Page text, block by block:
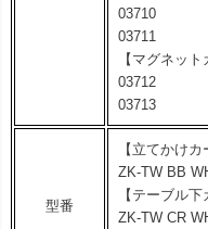
03710
03711
【マグネッ
03712
03713
型番
【立てかけ
ZK-TW BB
【テーブル
ZK-TW CR